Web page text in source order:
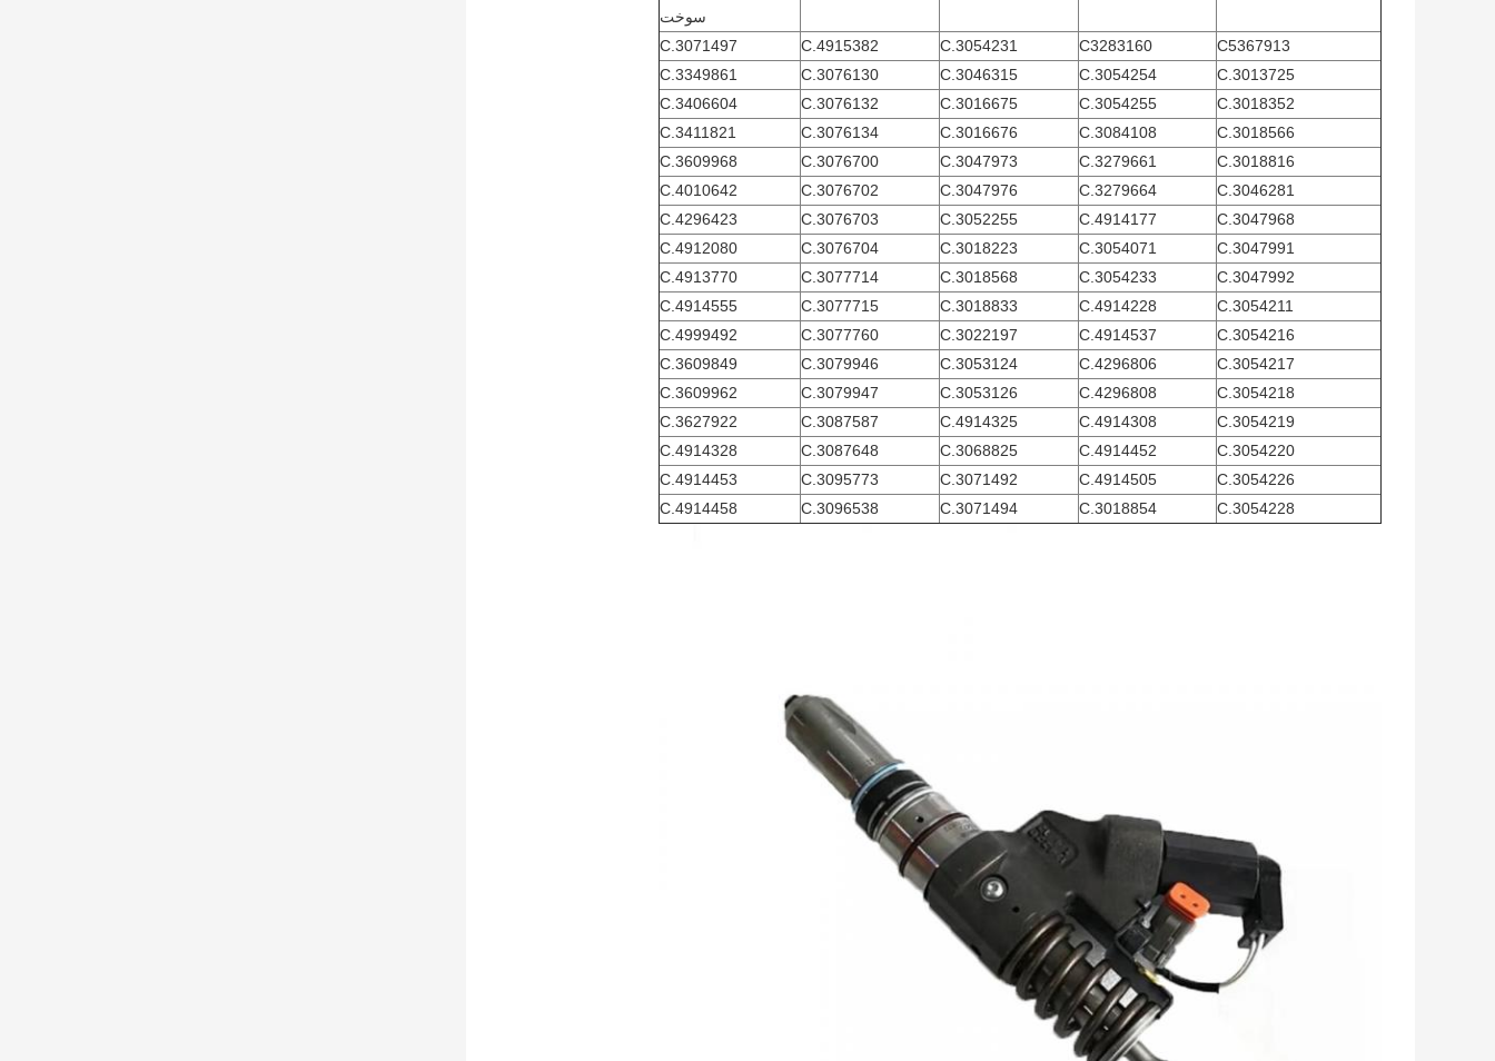
سوخت
C5367913
C3283160
C.3054231
C.4915382
C.3071497
C.3013725
C.3054254
C.3046315
C.3076130
C.3349861
C.3018352
C.3054255
C.3016675
C.3076132
C.3406604
C.3018566
C.3084108
C.3016676
C.3076134
C.3411821
C.3018816
C.3279661
C.3047973
C.3076700
C.3609968
C.3046281
C.3279664
C.3047976
C.3076702
C.4010642
C.3047968
C.4914177
C.3052255
C.3076703
C.4296423
C.3047991
C.3054071
C.3018223
C.3076704
C.4912080
C.3047992
C.3054233
C.3018568
C.3077714
C.4913770
C.3054211
C.4914228
C.3018833
C.3077715
C.4914555
C.3054216
C.4914537
C.3022197
C.3077760
C.4999492
C.3054217
C.4296806
C.3053124
C.3079946
C.3609849
C.3054218
C.4296808
C.3053126
C.3079947
C.3609962
C.3054219
C.4914308
C.4914325
C.3087587
C.3627922
C.3054220
C.4914452
C.3068825
C.3087648
C.4914328
C.3054226
C.4914505
C.3071492
C.3095773
C.4914453
C.3054228
C.3018854
C.3071494
C.3096538
C.4914458